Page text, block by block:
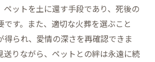
ペットを土に還す手段であり、死後の
です。また、適切な火葬を選ぶこと
得られ、愛情の深さを再確認できま
送りながら、ペットとの絆は永遠に続